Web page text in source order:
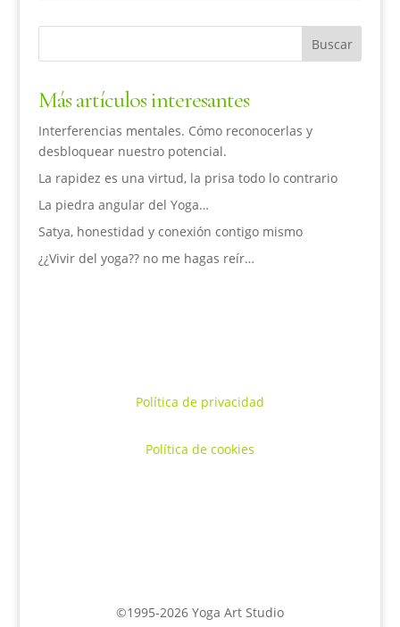
Más artículos interesantes
Interferencias mentales. Cómo reconocerlas y
desbloquear nuestro potencial.
La rapidez es una virtud, la prisa todo lo contrario
La piedra angular del Yoga…
Satya, honestidad y conexión contigo mismo
¿¿Vivir del yoga?? no me hagas reír…
Política de privacidad
Política de cookies
©1995-2026 Yoga Art Studio